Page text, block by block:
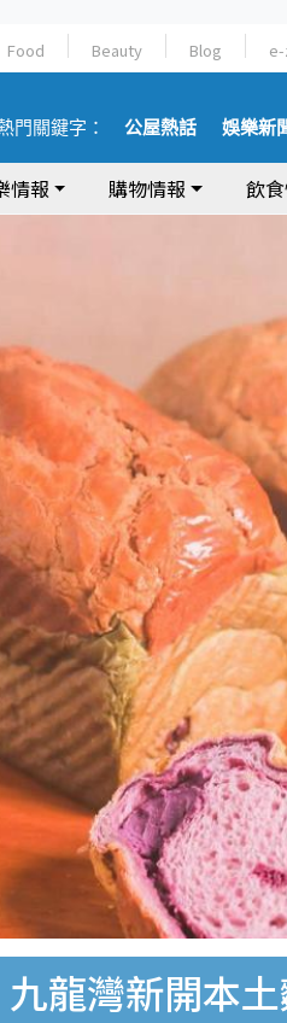
Food Beauty Blog
門關鍵字： 公屋熱話 娛樂新
情報 購物情報 飲
九龍灣新開本